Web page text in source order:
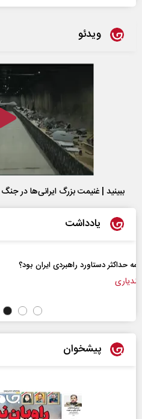
ویدئو
ببینید | غنیمت بزرگ ایرانی‌ها در
یادداشت
آیا سیاست
پیشخوان